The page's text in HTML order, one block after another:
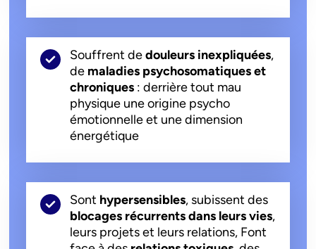
Souffrent dedouleurs inexpliquées,
de maladies psychosomatiques et
chroniques: derrière tout mau
physique une origine psycho
émotionnelle et une dimension
énergétique
Sont hypersensibles, subissent des
blocages récurrents dans leurs vies,
leurs projets et leurs relations, Font